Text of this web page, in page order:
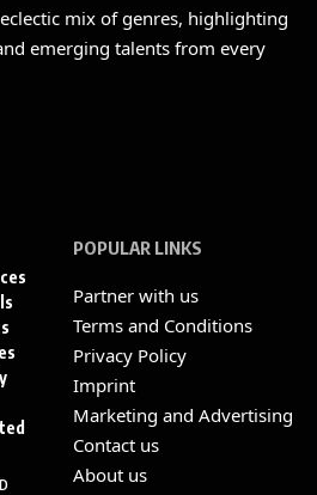
mix of genres, highlighting
emerging talents from every
POPULAR LINKS
Partner with us
Terms and Conditions
Privacy Policy
Imprint
Marketing and Advertising
Contact us
About us